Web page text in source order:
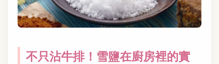
不只沾牛排！雪鹽在廚房裡的實